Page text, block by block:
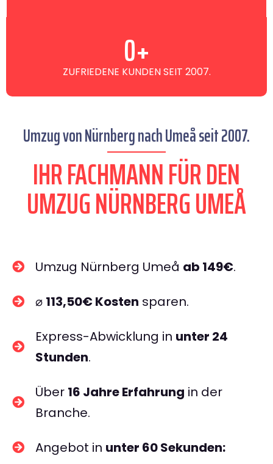
ZUFRIEDENE KUNDEN SEIT 2007.
0+
Umzug von Nürnberg nach Umeå seit 2007.
IHR FACHMANN FÜR DEN
UMZUG NÜRNBERG UMEÅ
Umzug Nürnberg Umeå ab 149€.
⌀ 113,50€ Kosten sparen.
Express-Abwicklung in unter 24
Stunden.
Über 16 Jahre Erfahrung in der
Branche.
Angebot in unter 60 Sekunden: